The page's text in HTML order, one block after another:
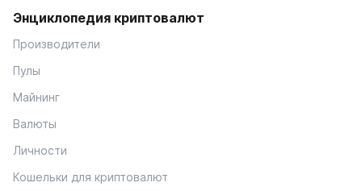
Энциклопедия криптовалют
Производители
Пулы
Майнинг
Валюты
Личности
Кошельки для криптовалют